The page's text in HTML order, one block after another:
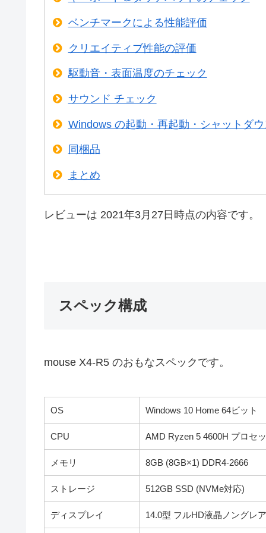
ベンチマークによる性能評価
クリエイティブ性能の評価
駆動音・表面温度のチェック
サウンド チェック
Windows の起動・再起動・シャットダウ
同梱品
まとめ
レビューは 2021年3月27日時点の内容です。
スペック構成
mouse X4-R5 のおもなスペックです。
OS Windows 10 Home 64ビット
CPU AMD Ryzen 5 4600H プロセ
メモリ 8GB (8GB×1) DDR4-2666
ストレージ 512GB SSD (NVMe対応)
ディスプレイ 14.0型 フルHD液晶ノングレ